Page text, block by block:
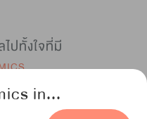
in...
ไปทั้งใจที่มี